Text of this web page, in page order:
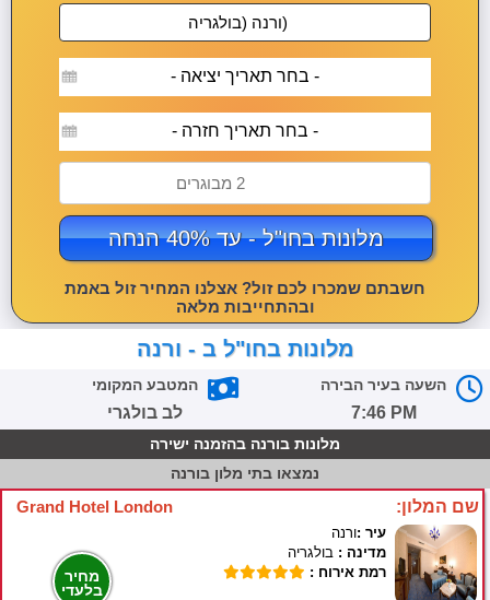
- בחר תאריך יציאה -
- בחר תאריך חזרה -
2 מבוגרים
מלונות בחו"ל - עד 40% הנחה
חשבתם שמכרו לכם זול? אצלנו המחיר זול באמת
ובהתחייבות מלאה
מלונות בחו"ל ב - ורנה
המטבע המקומי
לב בולגרי
השעה בעיר הבירה
7:46 PM
מלונות בורנה בהזמנה ישירה
נמצאו בתי מלון בורנה
Grand Hotel London שם המלון:
מחיר
בלעדי
עיר :ורנה
מדינה : בולגריה
רמת אירוח :